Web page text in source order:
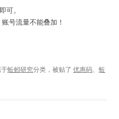
可。
号流量不能叠加！
蚯蚓研究分类，被贴了 优惠码、 蚯